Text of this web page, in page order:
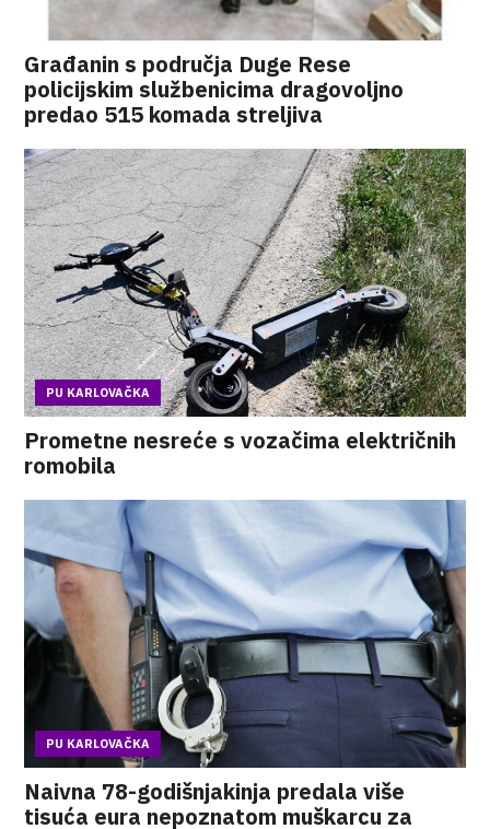
Građanin s područja Duge Rese
policijskim službenicima dragovoljno
predao 515 komada streljiva
PU KARLOVAČKA
Prometne nesreće s vozačima električnih
romobila
PU KARLOVAČKA
Naivna 78-godišnjakinja predala više
tisuća eura nepoznatom muškarcu za